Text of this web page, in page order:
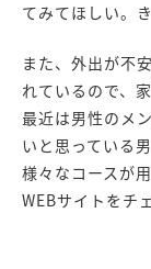
てみてほしい。
また、外出が不
れているので、
最近は男性のメ
いと思っている
様々なコースが
WEBサイトをチ